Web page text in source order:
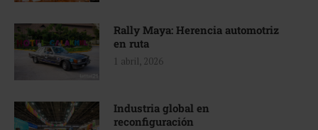
Rally Maya: Herencia automotriz
en ruta
1 abril, 2026
Industria global en
reconfiguración